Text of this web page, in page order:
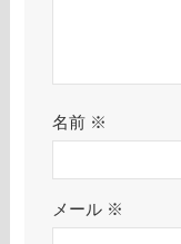
名前 ※
メール ※